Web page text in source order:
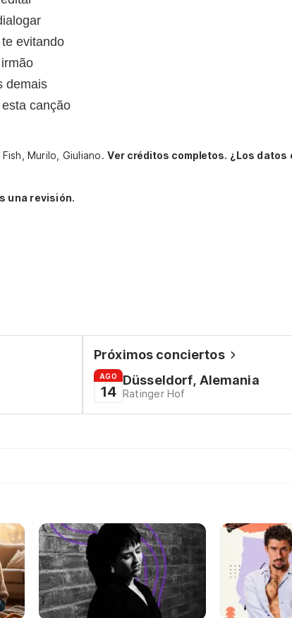
evitando
demais
canção
Murilo, Giuliano. Ver créditos completos. ¿Los datos
una revisión.
Próximos conciertos
AGO
14
Düsseldorf, Alemania
Ratinger Hof